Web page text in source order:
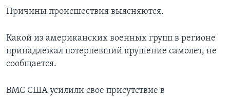
Причины происшествия выясняются.
Какой из американских военных групп в регионе
принадлежал потерпевший крушение самолет, не
сообщается.
ВМС США усилили свое присутствие в